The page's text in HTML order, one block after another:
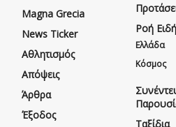
Magna Grecia
News Ticker
Αθλητισμός
Απόψεις
Άρθρα
Έξοδος
Ροή
Ελλάδα
Κόσμος
Ταξίδια